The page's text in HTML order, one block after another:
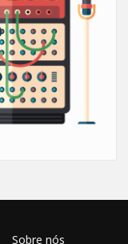
Sobre nós